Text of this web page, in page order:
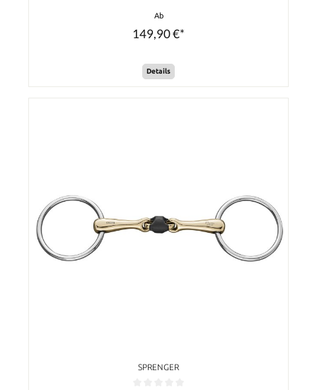
Ab
149,90 €*
Details
SPRENGER